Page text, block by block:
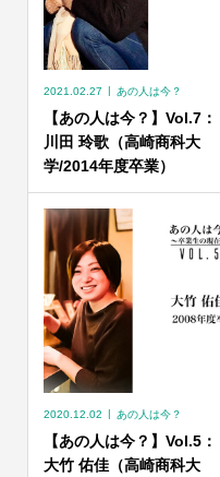
2021.02.27 あの人は今？
【あの人は今？】Vol.7：
川田 玲歌（高崎商科大
学/2014年度卒業）
2020.12.02 あの人は今？
【あの人は今？】Vol.5：
大竹 佑佳（高崎商科大